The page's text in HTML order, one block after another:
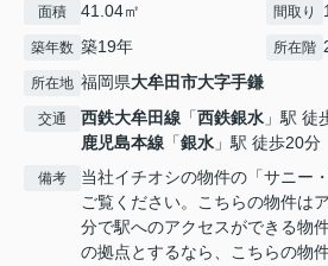
面積 41.04㎡ 間取り
築年数 築19年 所在階
所在地 福岡県大牟田市大字手鎌
交通 西鉄大牟田線 「西鉄銀水 」駅 徒
鹿児島本線 「銀水 」駅 徒歩20分
備考
当社イチオシの物件の「サニー
ご覧ください。こちらの物件は
分で駅へのアクセスができる物
の拠点とするなら、こちらの物